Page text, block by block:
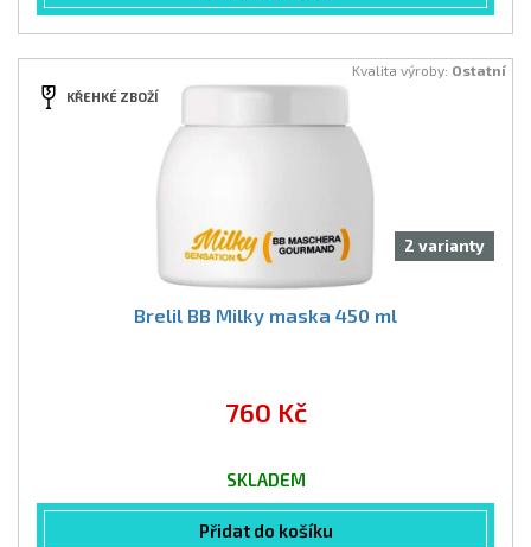
Kvalita výroby: Ostatní
KŘEHKÉ ZBOŽÍ
2 varianty
Brelil BB Milky maska 450 ml
760 Kč
SKLADEM
Přidat do košíku